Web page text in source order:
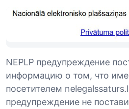
NEPLP предупреждение
информацию о том, что
посетителем
предупреждение не